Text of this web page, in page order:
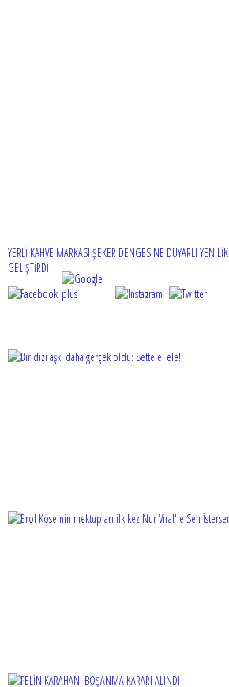
YERLİ KAHVE MARKASI ŞEKER DENGESİNE DUYARLI YENİLİK
GELİŞTİRDİ